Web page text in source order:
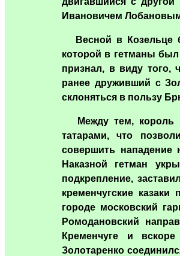
Ивановичем
Весной в Козельце
которой в гетманы
признал, в виду того,
ранее друживший с
склоняться в пользу
Между тем, король
татарами, что
совершить нападение
Наказной гетман
подкрепление,
кременчугские
городе московский
Ромодановский
Кременчуге и
Золотаренко